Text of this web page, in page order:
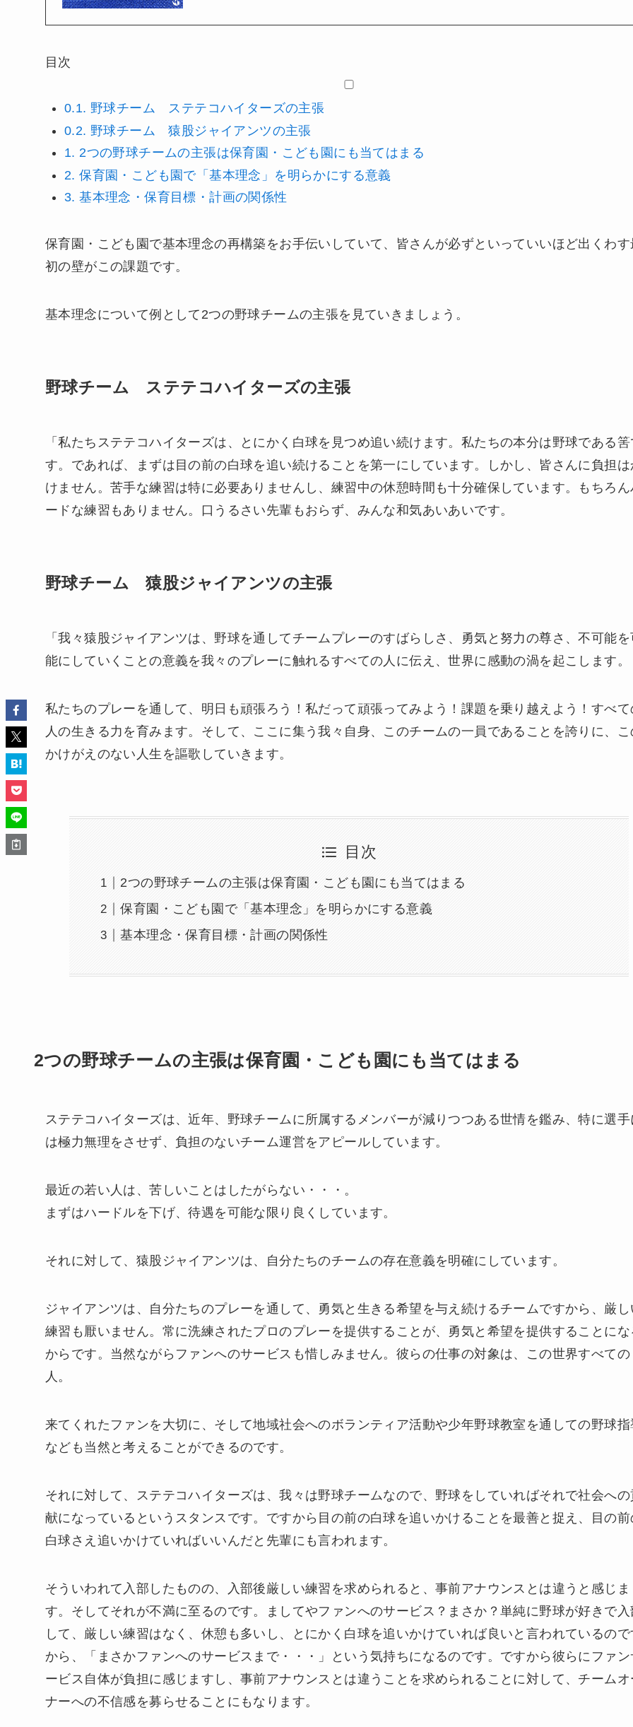
目次
0.1. 野球チーム ステテコハイターズの主張
0.2. 野球チーム 猿股ジャイアンツの主張
1. 2つの野球チームの主張は保育園・こども園にも当てはまる
2.保育園・こども園で「基本理念」を明らかにする意義
3.基本理念・保育目標・計画の関係性
保育園・こども園で基本理念の再構築をお手伝いしていて、皆さんが必ずといっていいほど出くわす
初の壁がこの課題です。
基本理念について例として2つの野球チームの主張を見ていきましょう。
野球チーム ステテコハイターズの主張
「私たちステテコハイターズは、とにかく白球を見つめ追い続けます。私たちの本分は野球である筈
す。であれば、まずは目の前の白球を追い続けることを第一にしています。しかし、皆さんに負担は
けません。苦手な練習は特に必要ありませんし、練習中の休憩時間も十分確保しています。もちろん
ードな練習もありません。口うるさい先輩もおらず、みんな和気あいあいです。
野球チーム 猿股ジャイアンツの主張
「我々猿股ジャイアンツは、野球を通してチームプレーのすばらしさ、勇気と努力の尊さ、不可能を
能にしていくことの意義を我々のプレーに触れるすべての人に伝え、世界に感動の渦を起こします。
私たちのプレーを通して、明日も頑張ろう！私だって頑張ってみよう！課題を乗り越えよう！すべて
人の生きる力を育みます。そして、ここに集う我々自身、このチームの一員であることを誇りに、こ
かけがえのない人生を謳歌していきます。
目次
2つの野球チームの主張は保育園・こども園にも当てはまる
保育園・こども園で「基本理念」を明らかにする意義
基本理念・保育目標・計画の関係性
2つの野球チームの主張は保育園・こども園にも当てはまる
ステテコハイターズは、近年、野球チームに所属するメンバーが減りつつある世情を鑑み、特に選手
は極力無理をさせず、負担のないチーム運営をアピールしています。
最近の若い人は、苦しいことはしたがらない・・・。
まずはハードルを下げ、待遇を可能な限り良くしています。
それに対して、猿股ジャイアンツは、自分たちのチームの存在意義を明確にしています。
ジャイアンツは、自分たちのプレーを通して、勇気と生きる希望を与え続けるチームですから、厳し
練習も厭いません。常に洗練されたプロのプレーを提供することが、勇気と希望を提供することにな
からです。当然ながらファンへのサービスも惜しみません。彼らの仕事の対象は、この世界すべての
人。
来てくれたファンを大切に、そして地域社会へのボランティア活動や少年野球教室を通しての野球指
なども当然と考えることができるのです。
それに対して、ステテコハイターズは、我々は野球チームなので、野球をしていればそれで社会への
献になっているというスタンスです。ですから目の前の白球を追いかけることを最善と捉え、目の前
白球さえ追いかけていればいいんだと先輩にも言われます。
そういわれて入部したものの、入部後厳しい練習を求められると、事前アナウンスとは違うと感じま
す。そしてそれが不満に至るのです。ましてやファンへのサービス？まさか？単純に野球が好きで入
して、厳しい練習はなく、休憩も多いし、とにかく白球を追いかけていれば良いと言われているので
から、「まさかファンへのサービスまで・・・」という気持ちになるのです。ですから彼らにファン
ービス自体が負担に感じますし、事前アナウンスとは違うことを求められることに対して、チームオ
ナーへの不信感を募らせることにもなります。